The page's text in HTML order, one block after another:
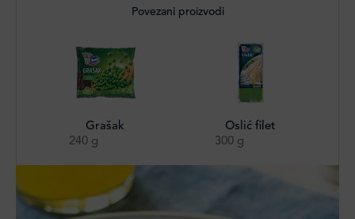
Povezani proizvodi
Grašak
240 g
Oslić filet
300 g